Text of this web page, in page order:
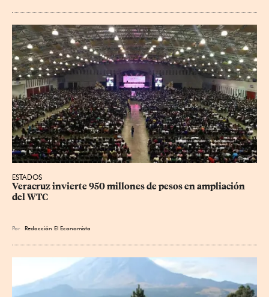
ESTADOS
Veracruz invierte 950 millones de pesos en ampliación
del WTC
Por Redacción El Economista